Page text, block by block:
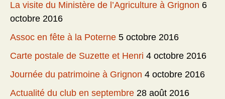
La visite du Ministère de l’Agriculture à Grignon 6
octobre 2016
Assoc en fête à la Poterne 5 octobre 2016
Carte postale de Suzette et Henri 4 octobre 2016
Journée du patrimoine à Grignon 4 octobre 2016
Actualité du club en septembre 28 août 2016